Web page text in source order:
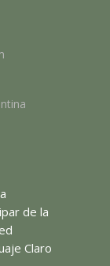
de la
Claro